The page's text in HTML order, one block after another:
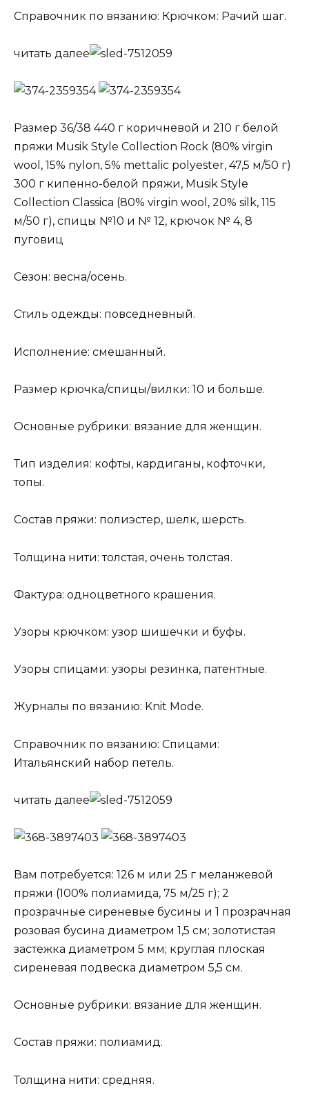
Справочник по вязанию: Крючком: Рачий шаг.
читать далее
Размер 36/38 440 г коричневой и 210 г белой
пряжи Musik Style Collection Rock (80% virgin
wool, 15% nylon, 5% mettalic polyester, 47,5 м/50 г)
300 г кипенно-белой пряжи, Musik Style
Collection Сlassica (80% virgin wool, 20% silk, 115
м/50 г), спицы №10 и № 12, крючок № 4, 8
пуговиц
Сезон: весна/осень.
Стиль одежды: повседневный.
Исполнение: смешанный.
Размер крючка/спицы/вилки: 10 и больше.
Основные рубрики: вязание для женщин.
Тип изделия: кофты, кардиганы, кофточки,
топы.
Состав пряжи: полиэстер, шелк, шерсть.
Толщина нити: толстая, очень толстая.
Фактура: одноцветного крашения.
Узоры крючком: узор шишечки и буфы.
Узоры спицами: узоры резинка, патентные.
Журналы по вязанию: Knit Mode.
Справочник по вязанию: Спицами:
Итальянский набор петель.
читать далее
Вам потребуется: 126 м или 25 г меланжевой
пряжи (100% полиамида, 75 м/25 г); 2
прозрачные сиреневые бусины и 1 прозрачная
розовая бусина диаметром 1,5 см; золотистая
застежка диаметром 5 мм; круглая плоская
сиреневая подвеска диаметром 5,5 см.
Основные рубрики: вязание для женщин.
Состав пряжи: полиамид.
Толщина нити: средняя.